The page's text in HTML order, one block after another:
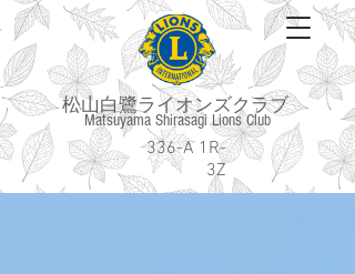
松山白鷺ライオンズクラブ
Matsuyama Shirasagi Lions Club
336-A 1R-
3Z